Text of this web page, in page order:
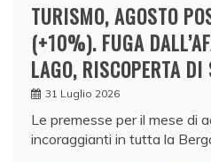
TURISMO, AGOSTO
(+10%). FUGA
LAGO, RISCOPERTA DI
31 Luglio 2026
Le premesse per il mese di
incoraggianti in tutta la